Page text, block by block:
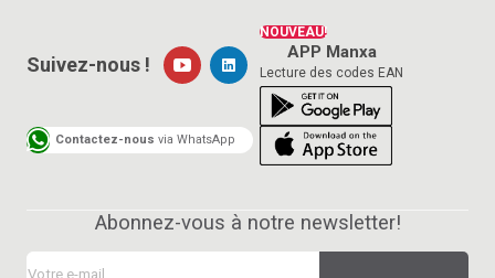
NOUVEAU!
APP Manxa
Lecture des codes EAN
Suivez-nous !
Contactez-nous via WhatsApp
Abonnez-vous à notre newsletter!